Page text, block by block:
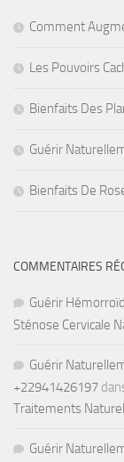
Comment
Les Pouvoirs
Bienfaits Des
Guérir
Bienfaits De
COMMENTAIRES
Guérir
Sténose Cervicale
Guérir
+22941426197
Traitements Naturel
Guérir